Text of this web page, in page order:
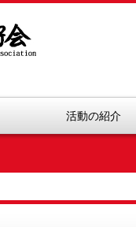
活動の紹介